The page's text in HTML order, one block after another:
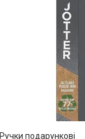
Ручки подарункові